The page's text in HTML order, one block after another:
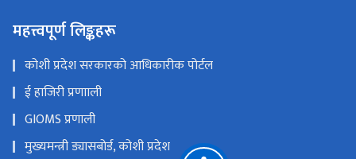
महत्त्वपूर्ण लिङ्कहरू
कोशी प्रदेश सरकारको आधिकारीक पोर्टल
ई हाजिरी प्रणााली
GIOMS प्रणाली
मुख्यमन्त्री ड्यासबोर्ड, कोशी प्रदेश